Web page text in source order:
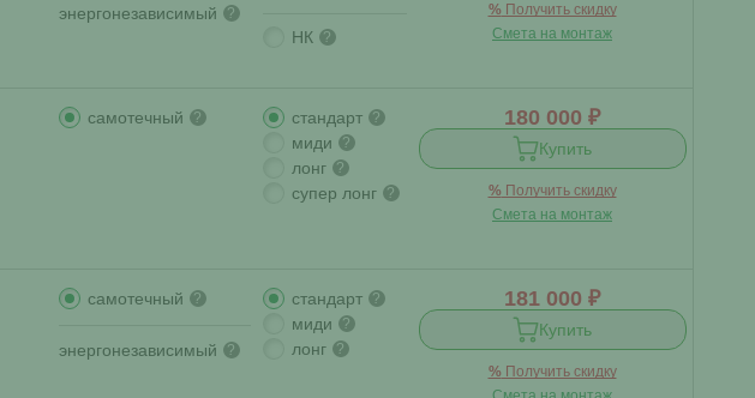
энергонезависимый ?
НК ?
% Получить скидку
Смета на монтаж
самотечный ? стандарт ?
миди ?
лонг ?
супер лонг ?
180 000 ₽
Купить
% Получить скидку
Смета на монтаж
самотечный ?
энергонезависимый ?
стандарт ?
миди ?
лонг ?
181 000 ₽
Купить
% Получить скидку